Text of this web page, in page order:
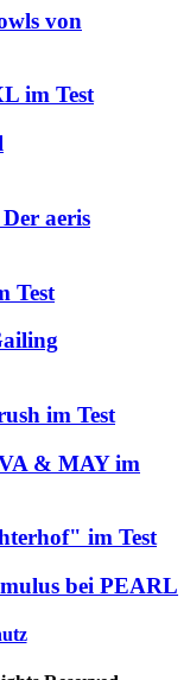
von
im Test
aeris
Test
im Test
& MAY im
im Test
bei PEARL